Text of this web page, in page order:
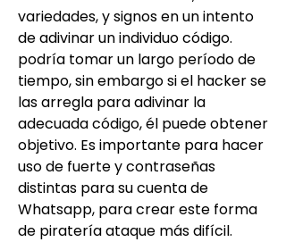
variedades, y signos en un intento
de adivinar un individuo código.
podría tomar un largo período de
tiempo, sin embargo si el hacker se
las arregla para adivinar la
adecuada código, él puede obtener
objetivo. Es importante para hacer
uso de fuerte y contraseñas
distintas para su cuenta de
Whatsapp, para crear este forma
de piratería ataque más difícil.